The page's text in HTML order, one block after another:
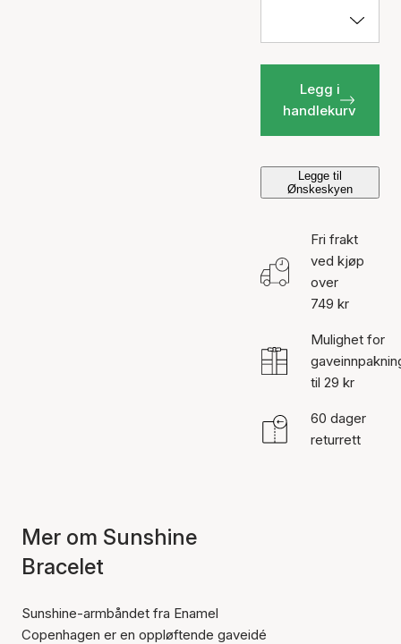
Legg i
handlekurv
Legge til
Ønskeskyen
Fri frakt
ved kjøp
over
749 kr
Mulighet for
til 29 kr
60 dager
returrett
Mer om Sunshine
Bracelet
Sunshine-armbåndet fra Enamel
Copenhagen er en oppløftende gaveidé